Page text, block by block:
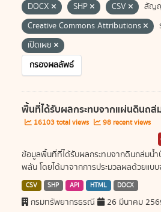
DOCX
SHP CSV
สัญ
Creative Commons Attributions
เปิดเผย
กรองผลลัพธ์
พื้นที่ได้รับผลกระทบจากแผ่นดินถล่
16103 total views 98 recent views
ข้อมูลพื้นที่ที่ได้รับผลกระทบจากดินถล่มน้ำ
พลัน โดยได้มาจากการประมวลผลด้วยแบ
CSV SHP API HTML DOCX
กรมทรัพยากรธรณี 26 มีนาคม